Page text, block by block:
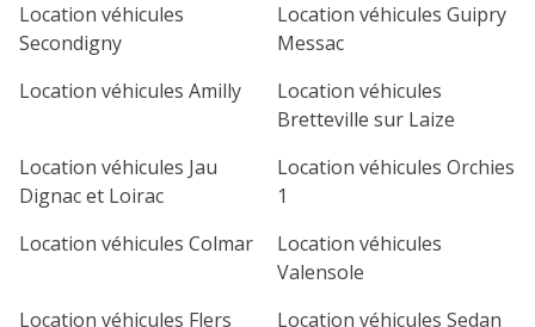
Location véhicules
Secondigny
Location véhicules Guipry
Messac
Location véhicules Amilly
Location véhicules
Bretteville sur Laize
Location véhicules Jau
Dignac et Loirac
Location véhicules Orchies
1
Location véhicules Colmar
Location véhicules
Valensole
Location véhicules Flers
Location véhicules Sedan